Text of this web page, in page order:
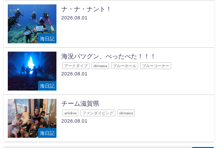
海日記
ナ・ナ・ナント！
2026.08.01
海日記
海況バツグン、べったべた！！！
アークダイブ okinawa ブルーホール ブルーコーナー
2026.08.01
海日記
チーム滋賀県
arkdive ファンダイビング okinawa
2026.08.01